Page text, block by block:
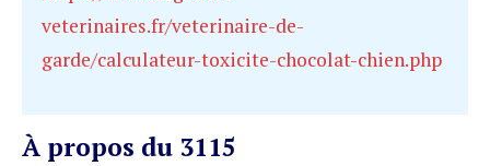
veterinaires.fr/veterinaire-de-
garde/calculateur-toxicite-chocolat-chien.php
À propos du 3115